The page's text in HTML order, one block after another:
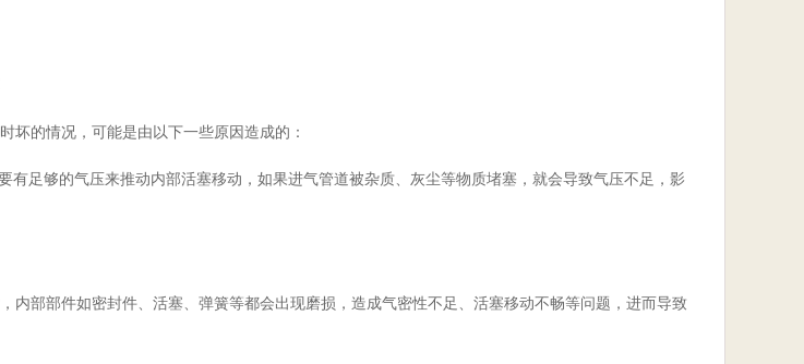
的情况，可能是由以下一些原因造成的：
足够的气压来推动内部活塞移动，如果进气管道被杂质、灰尘等物质堵塞，就会导致气压不足，影
部部件如密封件、活塞、弹簧等都会出现磨损，造成气密性不足、活塞移动不畅等问题，进而导致